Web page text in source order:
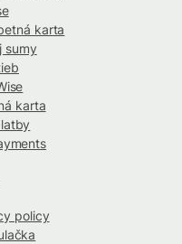
karta
sumy
karta
policy